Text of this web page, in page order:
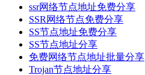
ssr网络节点地址免费分享
SSR网络节点免费分享
SS节点地址免费分享
SS节点地址分享
免费网络节点地址批量分享
Trojan节点地址分享